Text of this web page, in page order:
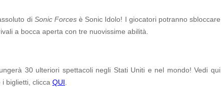
di Sonic Forcesè Sonic Idolo! I giocatori potranno sbloccare
a bocca aperta con tre nuovissime abilità.
30 ulteriori spettacoli negli Stati Uniti e nel mondo! Vedi qui
biglietti, clicca QUI